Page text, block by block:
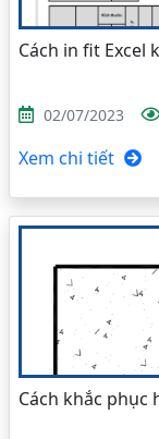
Cách in fit Excel
02/07/2023
Xem chi tiết
Cách khắc phục